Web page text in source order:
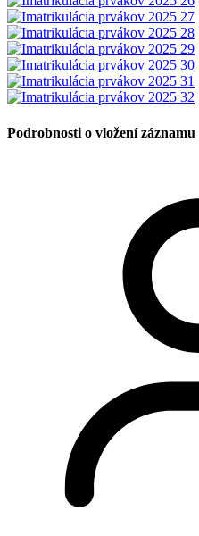
Podrobnosti o vložení záznamu